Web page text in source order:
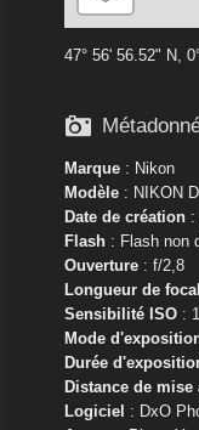
47° 56' 56.52" N,

Marque: Nikon
Modèle: NIKON
Date de création:
Flash: Flash non
Ouverture: f/2,8
Longueur de
Sensibilité ISO:
Mode
Durée
Distance de mise
Logiciel : DxO